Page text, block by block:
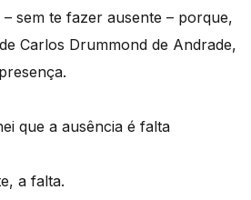
sem te fazer ausente – porque,
Carlos Drummond de Andrade,
que a ausência é falta
a falta.